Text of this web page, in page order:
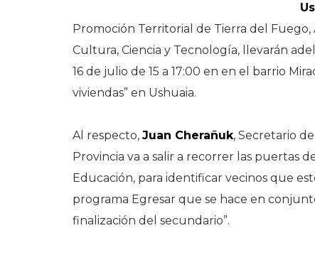
Promoción Territorial de Tierra del
Cultura, Ciencia y Tecnología, llevarán
16 de julio de 15 a 17:00 en en el barrio
viviendas” en Ushuaia.
Al respecto, Juan Cherañuk, Secretario
Provincia va a salir a recorrer las puertas
Educación, para identificar vecinos que
programa Egresar que se hace en
finalización del secundario”.